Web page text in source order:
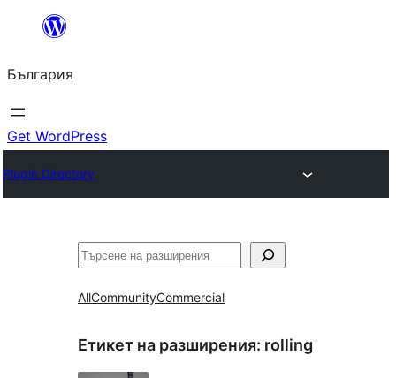
България
Get WordPress
Plugin Directory
Търсене
AllCommunityCommercial
Етикет на разширения: rolling